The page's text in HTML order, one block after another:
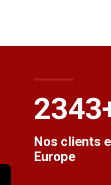
2500
Nos clients
Europe